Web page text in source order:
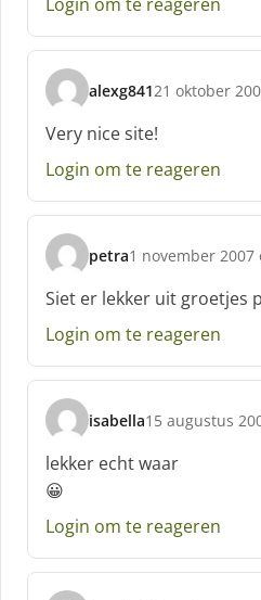
r
e
f
:
alexg841
s
c
h
r
e
f
:
21 oktober
Very nice site!
Login om te reageren
petra
s
c
h
r
e
f
:
1 november 2007
Siet er lekker uit groetjes
Login om te reageren
isabella
s
c
h
r
e
f
15 augustus
lekker echt waar
😀
Login om te reageren